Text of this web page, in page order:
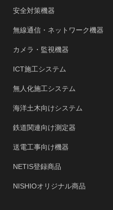
安全対策機器
無線通信・ネットワーク機器
カメラ・監視機器
ICT施工システム
無人化施工システム
海洋土木向けシステム
鉄道関連向け測定器
送電工事向け機器
NETIS登録商品
NISHIOオリジナル商品